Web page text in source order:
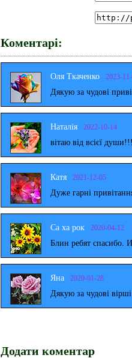
Коментарі:
Оля Ткаченко 2023-
Дякую за чудові
Наталія 2022-10-14
вітаю від всієї
Катя 2021-12-05
Дуже гарні
Са ха рок 2020-04-12
Блин ребят спасибо.
Яна 2020-01-28
Дякую за чудові
Додати коментар